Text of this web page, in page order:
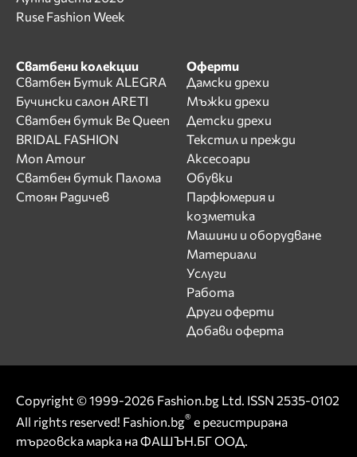
Ruse Fashion Week
Сватбени колекции
Сватбен Бутик ALEGRA
Бучински салон ARETI
Сватбен бутик Be Queen
BRIDAL FASHION
Mon Amour
Сватбен бутик Палома
Стоян Радичев
Оферти
Дамски дрехи
Мъжки дрехи
Детски дрехи
Текстил и прежди
Аксесоари
Обувки
Парфюмерия и
козметика
Машини и оборудване
Материали
Услуги
Работа
Други оферти
Добави оферта
Copyright © 1999-2026 Fashion.bg Ltd. ISSN 2535-0102
All rights reserved! Fashion.bg® е регистрирана
търговска марка на ФАШЪН.БГ ООД.